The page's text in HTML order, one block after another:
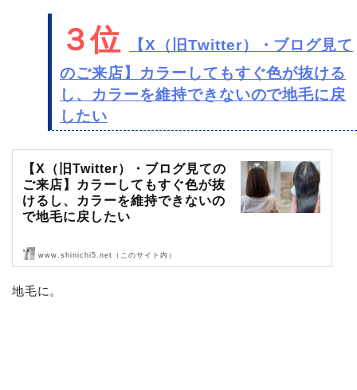
３位
【X（旧Twitter）・ブログ見て
のご来店】カラーしてもすぐ色が抜ける
し、カラーを維持できないので地毛に戻
したい
【X（旧Twitter）・ブログ見ての
ご来店】カラーしてもすぐ色が抜
けるし、カラーを維持できないの
で地毛に戻したい
X（旧Twitter）・ブログを見てご来店頂きました〜！
www.shinichi5.net（このサイト内）
地毛に。